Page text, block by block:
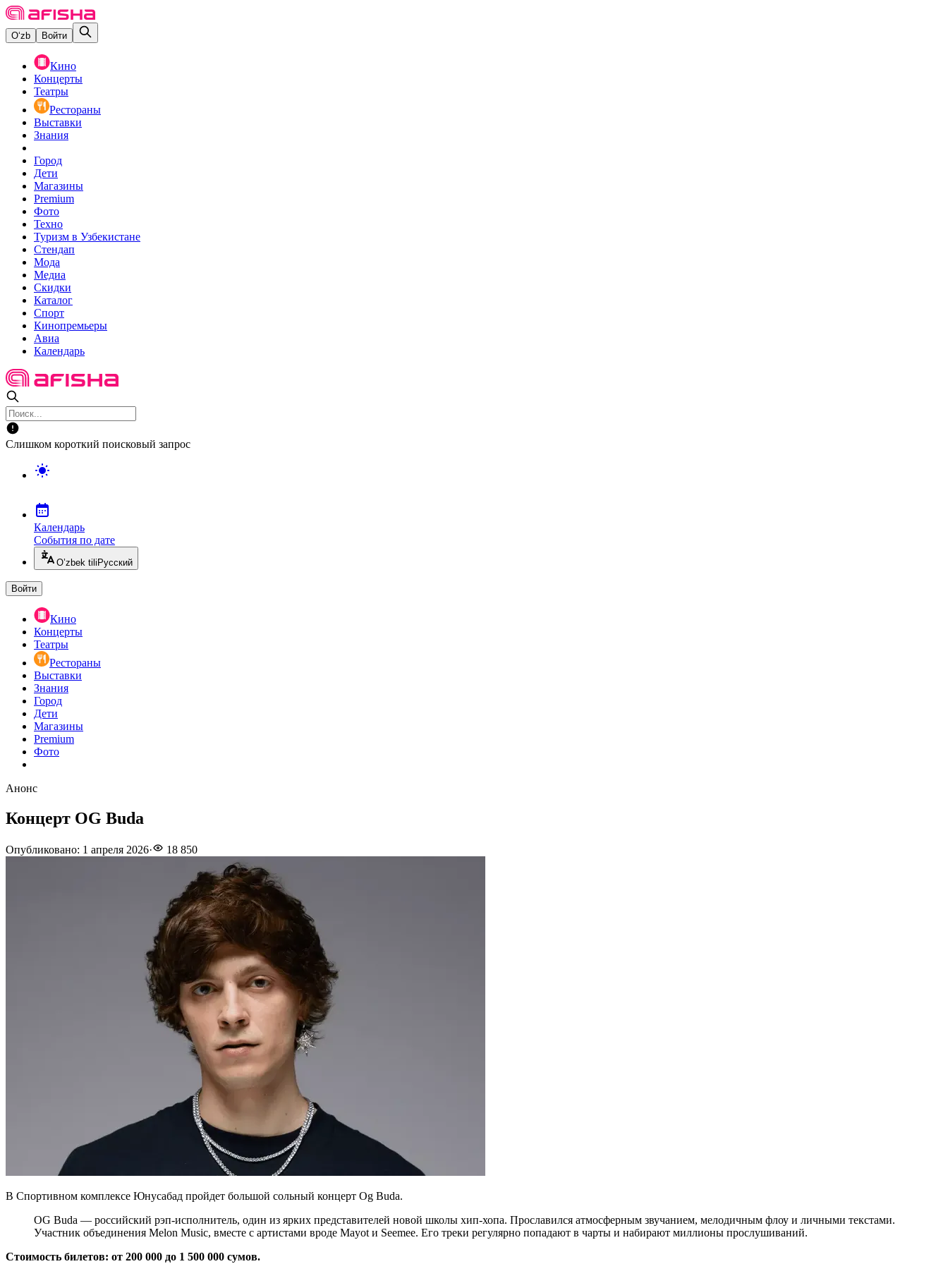
O‘zb Войти
Кино
Концерты
Театры
Рестораны
Выставки
Знания
Город
Дети
Магазины
Premium
Фото
Техно
Туризм в Узбекистане
Стендап
Мода
Медиа
Скидки
Каталог
Спорт
Кинопремьеры
Авиа
Календарь
Слишком короткий поисковый запрос
Календарь
События по дате
O’zbek tili Русский
Войти
Кино
Концерты
Театры
Рестораны
Выставки
Знания
Город
Дети
Магазины
Premium
Фото
Анонс
Концерт OG Buda
Опубликовано: 1 апреля 2026· 18 850
В Спортивном комплексе Юнусабад пройдет большой сольный концерт Og Buda.
OG Buda — российский рэп-исполнитель, один из ярких представителей новой школы хип-хопа. Прославился атмосферным звучанием, мелодичным флоу и личными текстами.
Участник объединения Melon Music, вместе с артистами вроде Mayot и Seemee. Его треки регулярно попадают в чарты и набирают миллионы прослушиваний.
Стоимость билетов: от 200 000 до 1 500 000 сумов.